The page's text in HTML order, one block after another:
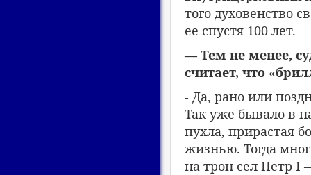
того духовенство
ее спустя 100 лет.
— Тем не менее,
считает, что
- Да, рано или
Так уже бывало в
пухла, прирастая
жизнью. Тогда
на трон сел Петр I